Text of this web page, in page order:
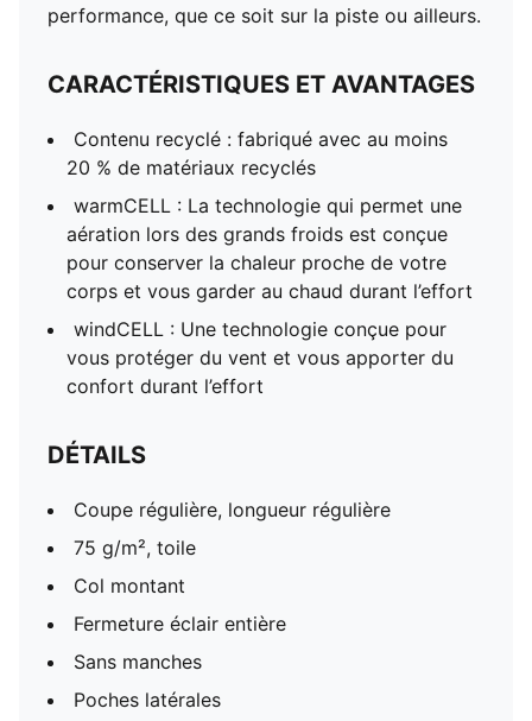
performance, que ce soit sur la piste ou ailleurs.
CARACTÉRISTIQUES ET AVANTAGES
Contenu recyclé : fabriqué avec au moins
20 % de matériaux recyclés
warmCELL : La technologie qui permet une
aération lors des grands froids est conçue
pour conserver la chaleur proche de votre
corps et vous garder au chaud durant l’effort
windCELL : Une technologie conçue pour
vous protéger du vent et vous apporter du
confort durant l’effort
DÉTAILS
Coupe régulière, longueur régulière
75 g/m², toile
Col montant
Fermeture éclair entière
Sans manches
Poches latérales